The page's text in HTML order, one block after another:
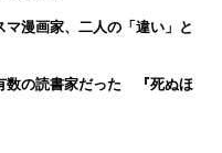
漫画家、二人の「違い」と
数の読書家だった 『死ぬほ